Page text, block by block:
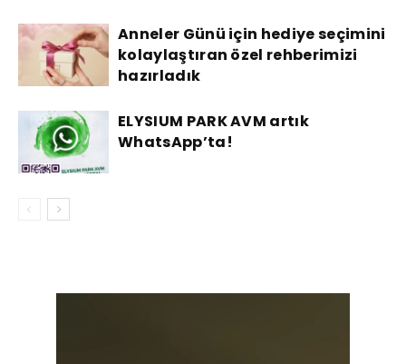
Anneler Günü için hediye seçimini
kolaylaştıran özel rehberimizi
hazırladık
ELYSIUM PARK AVM artık
WhatsApp’ta!